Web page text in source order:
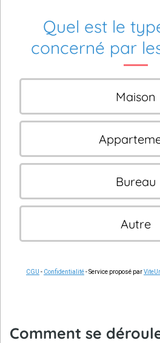
Quel est le
concerné par
Maison
Bureau
Autre
CGU - Confidentialité- Service proposé par
Comment se